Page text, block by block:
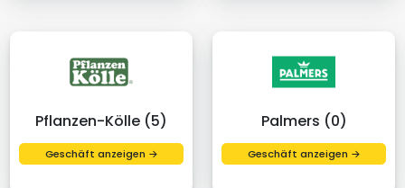
Pflanzen-Kölle (5)
Geschäft anzeigen →
Palmers (0)
Geschäft anzeigen →